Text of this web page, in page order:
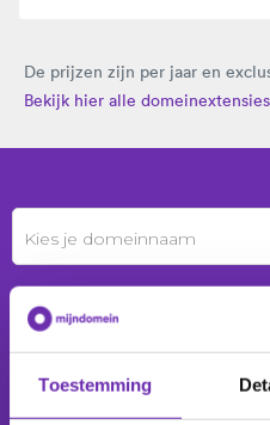
Toestemming
De prijzen zijn per jaar en
Bekijk hier alle
Kies je domeinnaam
Wij beheren